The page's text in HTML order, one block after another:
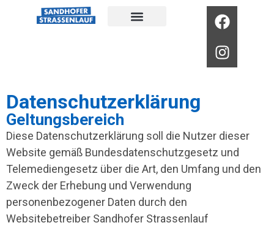
Datenschutzerklärung
Geltungsbereich
Diese Datenschutzerklärung soll die Nutzer dieser
Website gemäß Bundesdatenschutzgesetz und
Telemediengesetz über die Art, den Umfang und den
Zweck der Erhebung und Verwendung
personenbezogener Daten durch den
Websitebetreiber Sandhofer Strassenlauf